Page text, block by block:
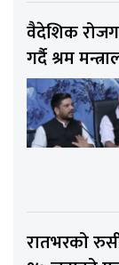
वैदेशिक
गर्दै श्रम
रातभरको